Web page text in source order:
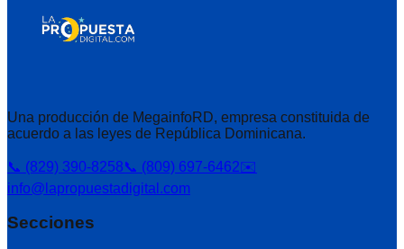
Una producción de MegainfoRD, empresa constituida de
acuerdo a las leyes de República Dominicana.
📞 (829) 390-8258📞 (809) 697-6462✉️
info@lapropuestadigital.com
Secciones